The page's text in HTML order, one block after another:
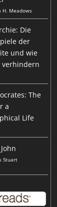
H. Meadows
Die
der
und wie
verhindern
The
a
Life
Stuart